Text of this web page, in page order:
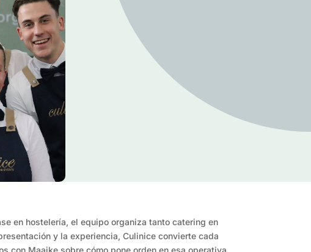
en hostelería, el equipo organiza tanto catering en
y la experiencia, Culinice convierte cada
con Maaike sobre cómo pone orden en esa operativa